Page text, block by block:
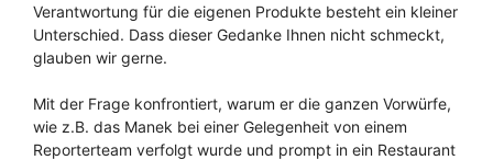
Verantwortung für die eigenen Produkte besteht ein kleiner
Unterschied. Dass dieser Gedanke Ihnen nicht schmeckt,
glauben wir gerne.
Mit der Frage konfrontiert, warum er die ganzen Vorwürfe,
wie z.B. das Manek bei einer Gelegenheit von einem
Reporterteam verfolgt wurde und prompt in ein Restaurant